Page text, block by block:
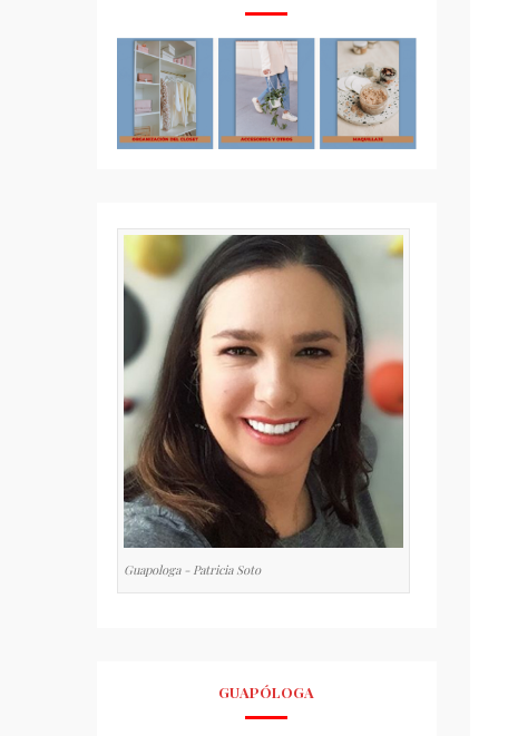
Guapologa - Patricia Soto
GUAPÓLOGA